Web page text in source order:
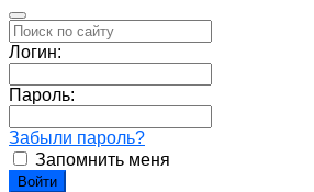
Логин:
Пароль:
Забыли пароль?
Запомнить меня